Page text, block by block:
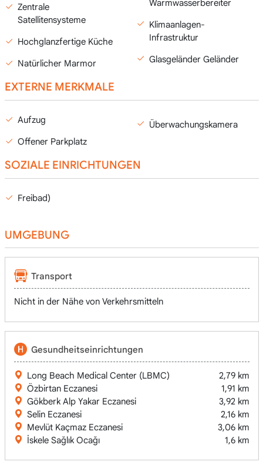
Zentrale
Satellitensysteme
Hochglanzfertige Küche
Natürlicher Marmor
Warmwasserbereiter
Klimaanlagen-
Infrastruktur
Glasgeländer Geländer
EXTERNE MERKMALE
Aufzug
Offener Parkplatz
Überwachungskamera
SOZIALE EINRICHTUNGEN
Freibad)
UMGEBUNG
Transport
Nicht in der Nähe von Verkehrsmitteln
Gesundheitseinrichtungen
Long Beach Medical Center (LBMC)
2,79 km
Özbirtan Eczanesi
1,91 km
Gökberk Alp Yakar Eczanesi
3,92 km
Selin Eczanesi
2,16 km
Mevlüt Kaçmaz Eczanesi
3,06 km
İskele Sağlık Ocağı
1,6 km